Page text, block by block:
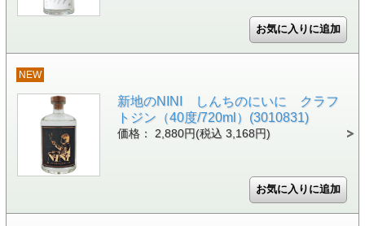
NEW
新地のNINI しんちのにいに クラフ
トジン（40度/720ml）(3010831)
価格： 2,880円(税込 3,168円)